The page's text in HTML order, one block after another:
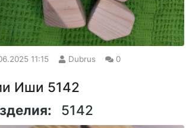
11:15 Dubrus 0
Иши 5142
5142